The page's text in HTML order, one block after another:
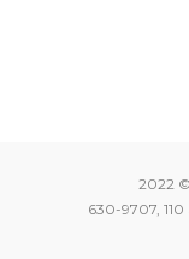
2022
630-9707,